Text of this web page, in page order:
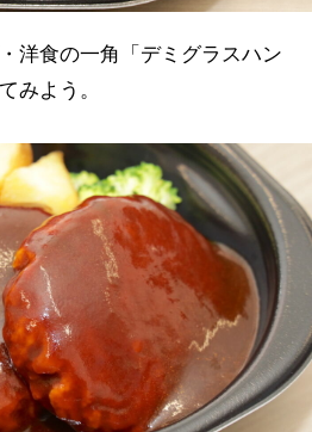
洋食の一角「デミグラスハン
みよう。